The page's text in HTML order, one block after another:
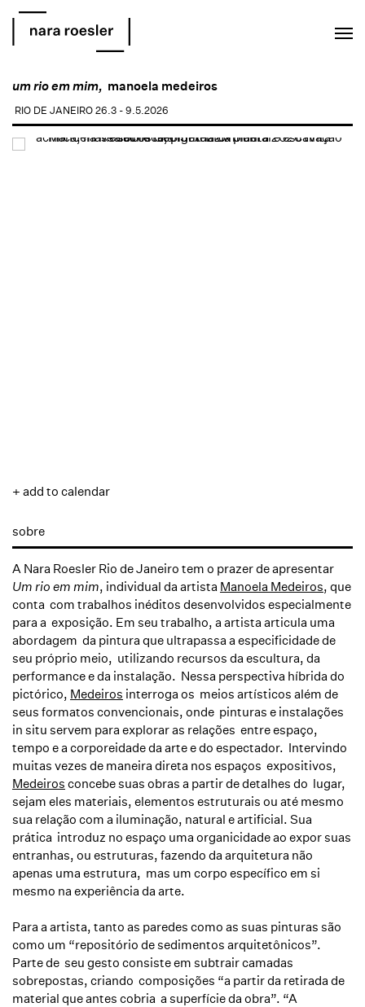
RIO DE JANEIRO26.3 - 9.5.2026
manoela medeiros
um rio em mim,
Open a larger version of the following image in a popup:
+ add to calendar
sobre
A Nara Roesler Rio de Janeiro tem o prazer de apresentar
Um rio em mim, individual da artista Manoela Medeiros, que
conta com trabalhos inéditos desenvolvidos especialmente
para a exposição. Em seu trabalho, a artista articula uma
abordagem da pintura que ultrapassa a especificidade de
seu próprio meio, utilizando recursos da escultura, da
performance e da instalação. Nessa perspectiva híbrida do
pictórico, Medeiros interroga os meios artísticos além de
seus formatos convencionais, onde pinturas e instalações
in situ servem para explorar as relações entre espaço,
tempo e a corporeidade da arte e do espectador. Intervindo
muitas vezes de maneira direta nos espaços expositivos,
Medeiros concebe suas obras a partir de detalhes do lugar,
sejam eles materiais, elementos estruturais ou até mesmo
sua relação com a iluminação, natural e artificial. Sua
prática introduz no espaço uma organicidade ao expor suas
entranhas, ou estruturas, fazendo da arquitetura não
apenas uma estrutura, mas um corpo específico em si
mesmo na experiência da arte.
Para a artista, tanto as paredes como as suas pinturas são
como um “repositório de sedimentos arquitetônicos”.
Parte de seu gesto consiste em subtrair camadas
sobrepostas, criando composições “a partir da retirada de
material que antes cobria a superfície da obra”. “A